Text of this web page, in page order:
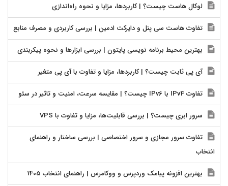
لوکال هاست چیست؟ | کاربردها، مزایا و نحوه راه‌اندازی
تفاوت هاست سی پنل و دایرکت ادمین | بررسی کاربردی و مصرف منابع
بهترین محیط برنامه نویسی پایتون | بررسی ابزارها و نحوه پیکربندی
آی پی ثابت چیست؟ | کاربردها، مزایا و تفاوت با آی پی متغیر
تفاوت IPv4 با IPv6 چیست؟ | مقایسه سرعت، امنیت و تاثیر در سئو
سرور ابری چیست؟ | بررسی قابلیت‌ها، مزایا و تفاوت با VPS
تفاوت سرور مجازی و سرور اختصاصی | بررسی ساختار و راهنمای
انتخاب
بهترین افزونه پیامک وردپرس و ووکامرس | راهنمای انتخاب 1405